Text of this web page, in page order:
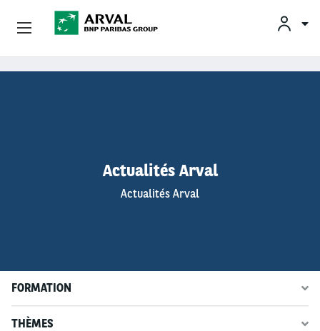
Actualités Arval
Actualités Arval
FORMATION
THÈMES
Arval Auto Abo
Partenaires D'entretien